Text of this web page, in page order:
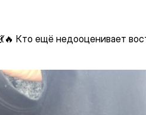
Кто ещё недооценивает